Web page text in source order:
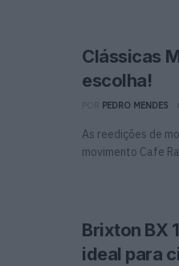
Clássicas
escolha!
PEDRO MENDES
As reedições de
movimento Cafe
Brixton BX
ideal para